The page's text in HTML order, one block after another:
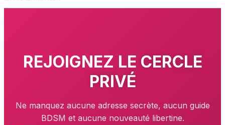
REJOIGNEZ LE CERCLE
PRIVÉ
Ne manquez aucune adresse secrète, aucun guide
BDSM et aucune nouveauté libertine.